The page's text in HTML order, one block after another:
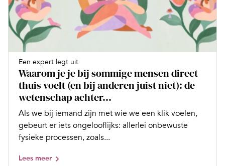
Een expert legt uit
Waarom je je bij sommige mensen direct
thuis voelt (en bij anderen juist niet): de
wetenschap achter...
Als we bij iemand zijn met wie we een klik voelen,
gebeurt er iets ongelooflijks: allerlei onbewuste
fysieke processen, zoals...
Lees meer